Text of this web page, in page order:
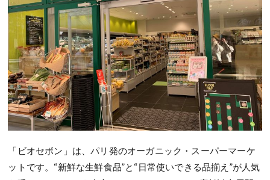
「ビオセボン」は、パリ発のオーガニック・スーパーマーケ
ットです。“新鮮な生鮮食品”と“日常使いできる品揃え”が人気